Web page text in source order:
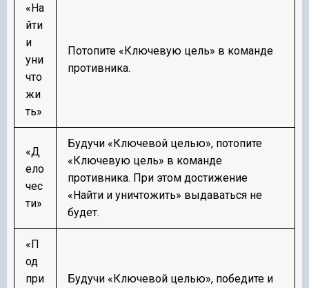
«На
йти
и
уни
что
жи
ть»
Потопите «Ключевую цель» в команде
противника.
«Д
ело
чес
ти»
Будучи «Ключевой целью», потопите
«Ключевую цель» в команде
противника. При этом достижение
«Найти и уничтожить» выдаваться не
будет.
«П
од
при
Будучи «Ключевой целью», победите и